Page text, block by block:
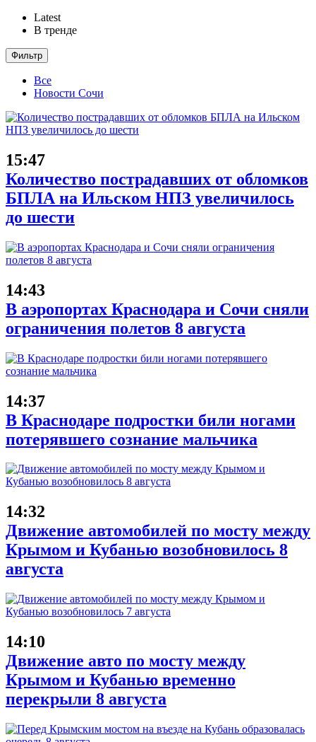
Latest
В тренде
Фильтр
Все
Новости Сочи
15:47
Количество пострадавших от обломков
БПЛА на Ильском НПЗ увеличилось
до шести
14:43
В аэропортах Краснодара и Сочи сняли
ограничения полетов 8 августа
14:37
В Краснодаре подростки били ногами
потерявшего сознание мальчика
14:32
Движение автомобилей по мосту между
Крымом и Кубанью возобновилось 8
августа
14:10
Движение авто по мосту между
Крымом и Кубанью временно
перекрыли 8 августа